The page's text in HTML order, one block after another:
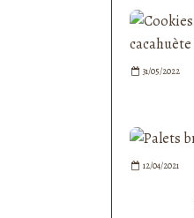
31/05/2022
12/04/2021